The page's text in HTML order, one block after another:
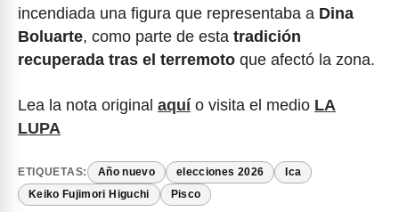
incendiada una figura que representaba a Dina
Boluarte, como parte de esta tradición
recuperada tras el terremoto que afectó la zona.
Lea la nota original aquío visita el medio LA
LUPA
ETIQUETAS: Año nuevo elecciones 2026 Ica
Keiko Fujimori Higuchi Pisco